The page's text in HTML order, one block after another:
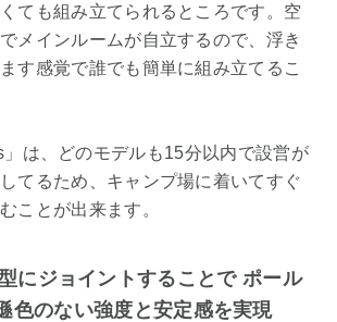
ても組み立てられるところです。空
メインルームが自立するので、浮き
す感覚で誰でも簡単に組み立てるこ
」は、どのモデルも15分以内で設営が
てるため、キャンプ場に着いてすぐ
ことが出来ます。
にジョイントすることで ポール
色のない強度と安定感を実現